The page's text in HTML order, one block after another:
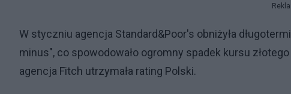
W styczniu agencja Standard&Poor's obniżyła
minus", co spowodowało ogromny spadek kursu
agencja Fitch utrzymała rating Polski.